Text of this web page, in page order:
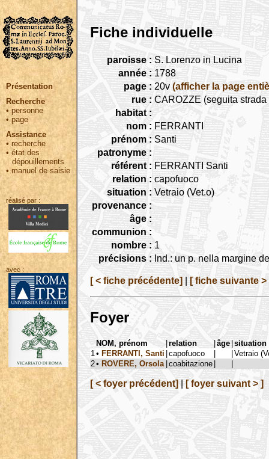
Présentation
Recherche
• personne
•page
Assistance
• recherche
•état des
dépouillements
•manuel de saisie
réalisé par :
avec :
Fiche individuelle
paroisse : S. Lorenzo in Lucina
année : 1788
page : 20v (afficher la page
rue : CAROZZE (seguita
habitat :
nom : FERRANTI
prénom : Santi
patronyme :
référent : FERRANTI Santi
relation : capofuoco
situation : Vetraio (Vet.o)
provenance :
âge :
communion :
nombre : 1
précisions : Ind.: un p. nella margine
[ < fiche précédente] [ fiche suivante >
Foyer
NOM, prénom |relation |âge |situation
1 • FERRANTI, Santi |capofuoco | |Vetraio
2• ROVERE, Orsola |coabitazione | |
[ < foyer précédent] [ foyer suivant > ]